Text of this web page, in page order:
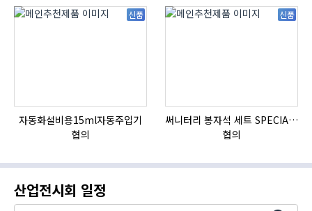
신품
자동화설비용15ml자동주입기
협의
신품
써니터리 봉자석 세트 SPECIAL , 봉자석 , 자석봉 , 호퍼용자석 , 전자석
협의
산업전시회 일정